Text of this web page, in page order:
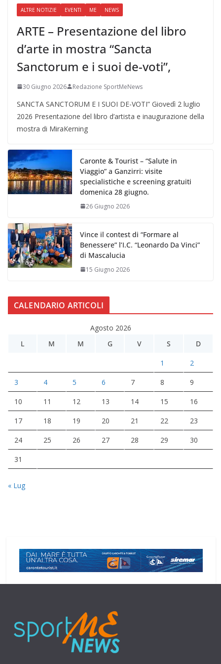
ALTRE NOTIZIE EVENTI ME NEWS
ARTE – Presentazione del libro
d’arte in mostra “Sancta
Sanctorum e i suoi de-voti”,
30 Giugno 2026 Redazione SportMeNews
SANCTA SANCTORUM E I SUOI DE-VOTI” Giovedì 2 luglio
2026 Presentazione del libro d’artista e inaugurazione della
mostra di MiraKerning
Caronte & Tourist – “Salute in
Viaggio” a Ganzirri: visite
specialistiche e screening gratuiti
domenica 28 giugno.
26 Giugno 2026
Vince il contest di “Formare al
Benessere” l’I.C. “Leonardo Da Vinci”
di Mascalucia
15 Giugno 2026
CALENDARIO ARTICOLI
Agosto 2026
L
M M G V S D
1 2
3 4 5 6 7 8 9
10 11 12 13 14 15 16
17 18 19 20 21 22 23
24 25 26 27 28 29 30
31
« Lug